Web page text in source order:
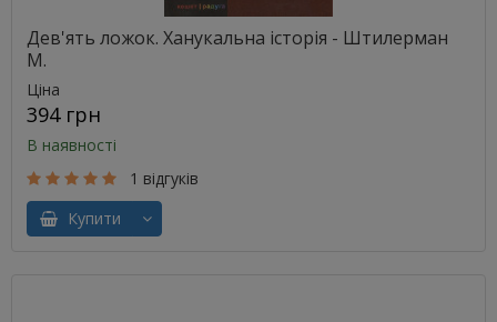
Дев'ять ложок. Ханукальна історія - Штилерман
М.
Ціна
394 грн
В наявності
1 відгуків
Купити